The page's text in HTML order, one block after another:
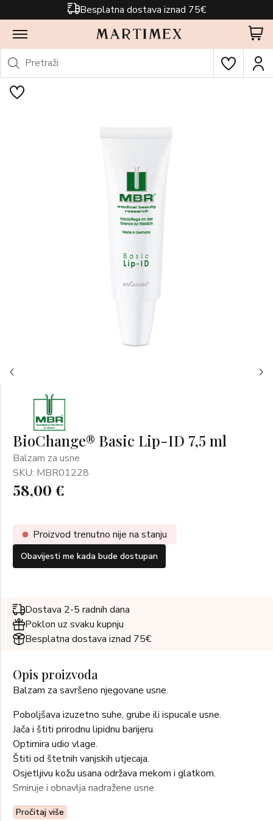
Besplatna dostava iznad 75€
BioChange® Basic Lip-ID 7,5 ml
Balzam za usne
SKU: MBR01228
58,00 €
Proizvod trenutno nije na stanju
Obavijesti me kada bude dostupan
Dostava 2-5 radnih dana
Poklon uz svaku kupnju
Besplatna dostava iznad 75€
Opis proizvoda
Balzam za savršeno njegovane usne.
Poboljšava izuzetno suhe, grube ili ispucale usne.
Jača i štiti prirodnu lipidnu barijeru.
Optimira udio vlage.
Štiti od štetnih vanjskih utjecaja.
Osjetljivu kožu usana održava mekom i glatkom.
Smiruje i obnavlja nadražene usne.
UPOTREBA:
Pročitaj više